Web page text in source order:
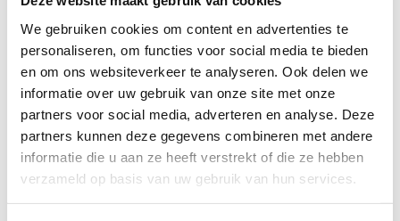
We gebruiken cookies om content en advertenties te
personaliseren, om functies voor social media te bieden
en om ons websiteverkeer te analyseren. Ook delen we
informatie over uw gebruik van onze site met onze
partners voor social media, adverteren en analyse. Deze
partners kunnen deze gegevens combineren met andere
informatie die u aan ze heeft verstrekt of die ze hebben
verzameld op basis van uw gebruik van hun services.
Uniquick Reich
UniQuick Aftapventiel
2 Uitgangen
Op voorraad*
€17,85
Uniquick Reich
UniQuick
Boileraansluiting Recht
Op voorraad*
€11,10